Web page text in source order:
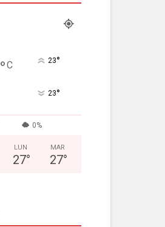
°C 23°
23°
0%
LUN
27°
MAR
27°